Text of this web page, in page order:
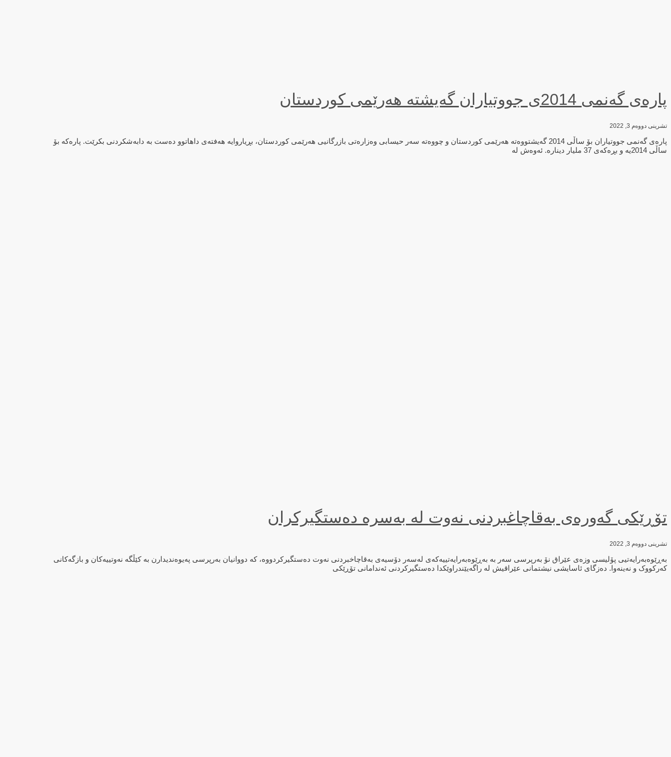
پارەی گەنمی 2014ی جووتیاران گەیشتە هەرێمی کوردستان
تشرینی دووەم 3, 2022
پارەی گەنمی جووتیاران بۆ ساڵی 2014 گەیشتووەتە هەرێمی کوردستان و چووەتە سەر حیسابی وەزارەتی بازرگانیی هەرێمی کوردستان، بڕیاروایە هەفتەی داهاتوو دەست بە دابەشکردنی بکرێت. پارەکە بۆ
ساڵی 2014یە و بڕەکەی 37 ملیار دینارە. ئەوەش لە
تۆڕێكی گەورەی بەقاچاغبردنی نەوت لە بەسرە دەستگیركران
تشرینی دووەم 3, 2022
بەڕێوەبەرایەتیی پۆلیسی وزەی عێراق نۆ بەرپرسی سەر بە بەڕێوەبەرایەتییەکەی لەسەر دۆسیەی بەقاچاخبردنی نەوت دەستگیرکردووە، کە دووانیان بەرپرسی پەیوەندیدارن بە کێڵگە نەوتییەکان و بازگەکانی
کەرکووک و نەینەوا. دەزگای ئاسایشی نیشتمانی عێراقیش لە راگەیێندراوێکدا دەستگیرکردنی ئەندامانی تۆڕێکی